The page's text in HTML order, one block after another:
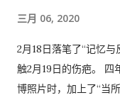
三月 06, 2020
2月18日落笔了“记忆
触2月19日的伤疤。 四
博照片时，加上了“当